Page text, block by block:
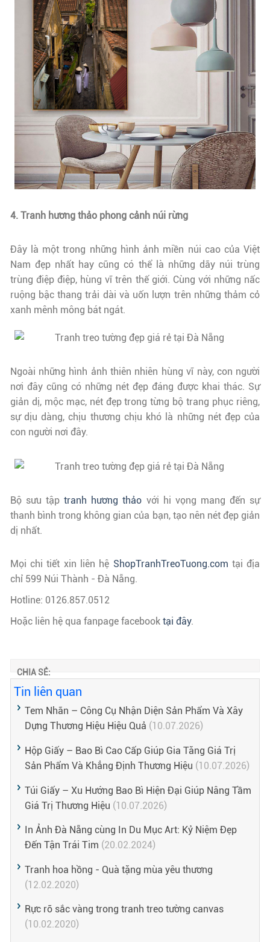
4. Tranh hương thảo phong cảnh núi rừng
Đây là một trong những hình ảnh miền núi cao của Việt
Nam đẹp nhất hay cũng có thể là những dãy núi trùng
trùng điệp điệp, hùng vĩ trên thế giới. Cùng với những nấc
ruộng bậc thang trải dài và uốn lượn trên những thảm cỏ
xanh mênh mông bát ngát.
Ngoài những hình ảnh thiên nhiên hùng vĩ này, con người
nơi đây cũng có những nét đẹp đáng được khai thác. Sự
giản dị, mộc mạc, nét đẹp trong từng bộ trang phục riêng,
sự dịu dàng, chịu thương chịu khó là những nét đẹp của
con người nơi đây.
Bộ sưu tậptranh hương thảo với hi vọng mang đến sự
thanh bình trong không gian của bạn, tạo nên nét đẹp giản
dị nhất.
Mọi chi tiết xin liên hệ ShopTranhTreoTuong.com tại địa
chỉ 599 Núi Thành - Đà Nẵng.
Hotline: 0126.857.0512
Hoặc liên hệ qua fanpage facebook tại đây.
CHIA SẺ:
Tin liên quan
Tem Nhãn – Công Cụ Nhận Diện Sản Phẩm Và Xây
Dựng Thương Hiệu Hiệu Quả (10.07.2026)
Hộp Giấy – Bao Bì Cao Cấp Giúp Gia Tăng Giá Trị
Sản Phẩm Và Khẳng Định Thương Hiệu (10.07.2026)
Túi Giấy – Xu Hướng Bao Bì Hiện Đại Giúp Nâng Tầm
Giá Trị Thương Hiệu (10.07.2026)
In Ảnh Đà Nẵng cùng In Du Mục Art: Kỷ Niệm Đẹp
Đến Tận Trái Tim (20.02.2024)
Tranh hoa hồng - Quà tặng mùa yêu thương
(12.02.2020)
Rực rỡ sắc vàng trong tranh treo tường canvas
(10.02.2020)